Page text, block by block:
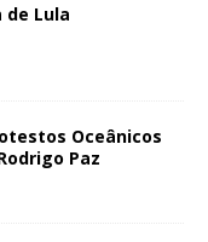
de Lula
Oceânicos
Paz